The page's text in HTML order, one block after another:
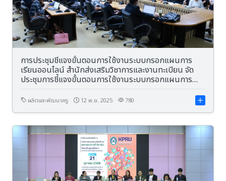
การประชุมชี้แจงขั้นตอนการใช้งานระบบกรอกแผนการ
เรียนออนไลน์ สำนักส่งเสริมวิชาการและงานทะเบียน จัด
ประชุมการชี้แจงขั้นตอนการใช้งานระบบกรอกแผนการ
กำแพงเพชร
ผลิตและพัฒนาครู 12 พ.ย. 2025 780